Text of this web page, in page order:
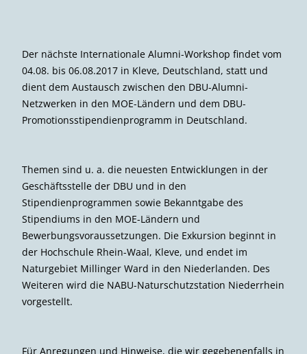
Der nächste Internationale Alumni-Workshop findet vom
04.08. bis 06.08.2017 in Kleve, Deutschland, statt und
dient dem Austausch zwischen den DBU-Alumni-
Netzwerken in den MOE-Ländern und dem DBU-
Promotionsstipendienprogramm in Deutschland.
Themen sind u. a. die neuesten Entwicklungen in der
Geschäftsstelle der DBU und in den
Stipendienprogrammen sowie Bekanntgabe des
Stipendiums in den MOE-Ländern und
Bewerbungsvoraussetzungen. Die Exkursion beginnt in
der Hochschule Rhein-Waal, Kleve, und endet im
Naturgebiet Millinger Ward in den Niederlanden. Des
Weiteren wird die NABU-Naturschutzstation Niederrhein
vorgestellt.
Für Anregungen und Hinweise, die wir gegebenenfalls in